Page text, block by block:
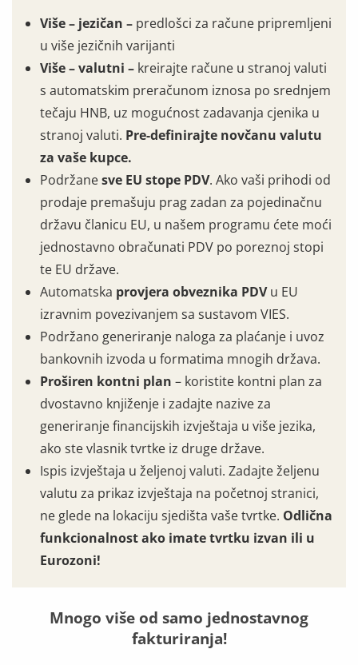
Više – jezičan – predlošci za račune pripremljeni
u više jezičnih varijanti
Više – valutni – kreirajte račune u stranoj valuti
s automatskim preračunom iznosa po srednjem
tečaju HNB, uz mogućnost zadavanja cjenika u
stranoj valuti. Pre-definirajte novčanu valutu
za vaše kupce.
Podržanesve EU stope PDV. Ako vaši prihodi od
prodaje premašuju prag zadan za pojedinačnu
državu članicu EU, u našem programu ćete moći
jednostavno obračunati PDV po poreznoj stopi
te EU države.
Automatska provjera obveznika PDVu EU
izravnim povezivanjem sa sustavom VIES.
Podržano generiranje naloga za plaćanje i uvoz
bankovnih izvoda u formatima mnogih država.
Proširen kontni plan – koristite kontni plan za
dvostavno knjiženje i zadajte nazive za
generiranje financijskih izvještaja u više jezika,
ako ste vlasnik tvrtke iz druge države.
Ispis izvještaja u željenoj valuti. Zadajte željenu
valutu za prikaz izvještaja na početnoj stranici,
ne glede na lokaciju sjedišta vaše tvrtke. Odlična
funkcionalnost ako imate tvrtku izvan ili u
Eurozoni!
Mnogo više od samo jednostavnog
fakturiranja!